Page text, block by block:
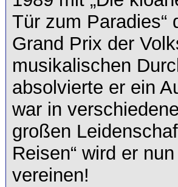
Tür zum Paradies“
Grand Prix der
musikalischen
absolvierte er ein
war in
großen
Reisen“ wird er
vereinen!